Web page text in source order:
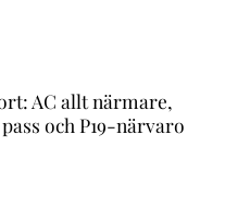
AC allt närmare,
och P19-närvaro